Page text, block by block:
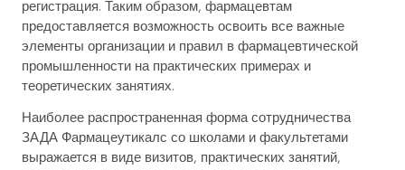
регистрация. Таким образом, фармацевтам
предоставляется возможность освоить все важные
элементы организации и правил в фармацевтической
промышленности на практических примерах и
теоретических занятиях.
Наиболее распространенная форма сотрудничества
ЗАДА Фармацеутикалс со школами и факультетами
выражается в виде визитов, практических занятий,